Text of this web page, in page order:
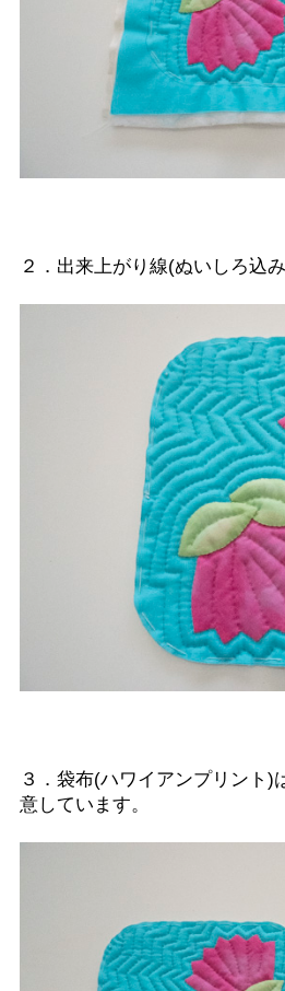
２．出来上がり線(ぬいしろ込
３．袋布(ハワイアンプリント
意しています。